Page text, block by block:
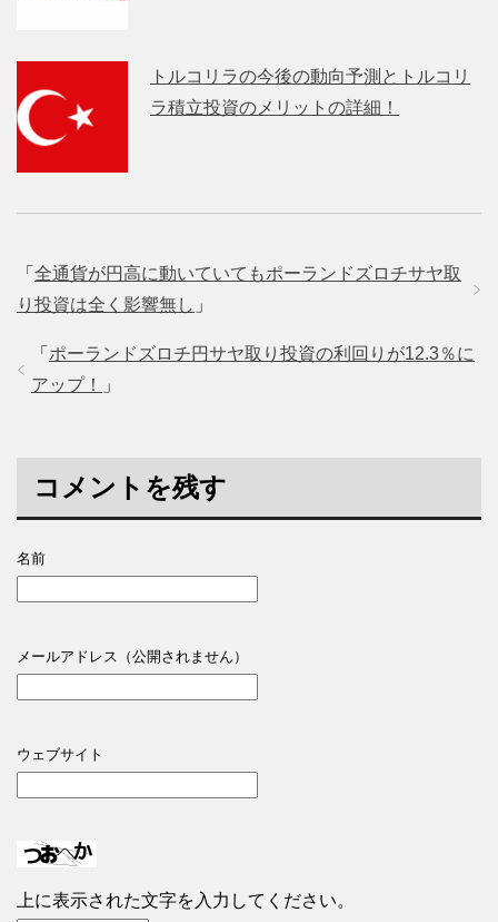
トルコリラの今後の動向予測とトルコリ
ラ積立投資のメリットの詳細！
「 全通貨が円高に動いていてもポーランドズロチサヤ取
り投資は全く影響無し 」
「 ポーランドズロチ円サヤ取り投資の利回りが12.3％に
アップ！
」
コメントを残す
名前
メールアドレス（公開されません）
ウェブサイト
上に表示された文字を入力してください。